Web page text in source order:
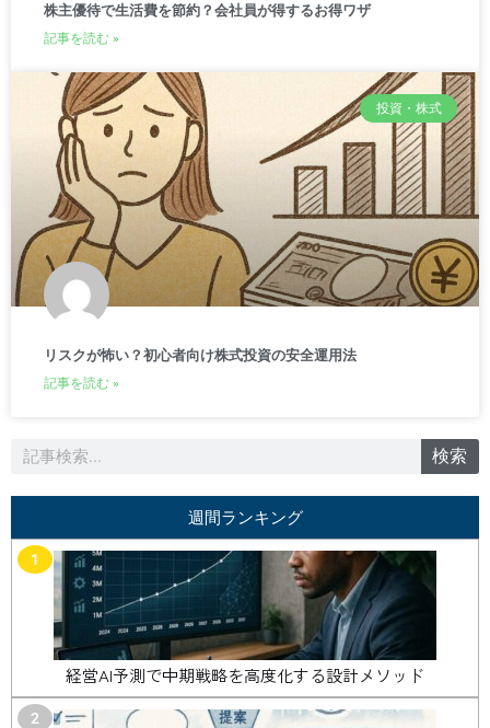
株主優待で生活費を節約？会社員が得するお得ワザ
記事を読む »
投資・株式
リスクが怖い？初心者向け株式投資の安全運用法
記事を読む »
検
検索
週間ランキング
1
経営AI予測で中期戦略を高度化する設計メソッド
2